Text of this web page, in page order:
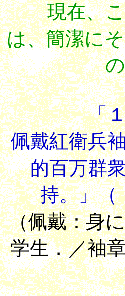
現在、この
は、簡潔に
「
佩戴紅衛兵
的百万群
持。」（
（佩戴：身
学生．／袖